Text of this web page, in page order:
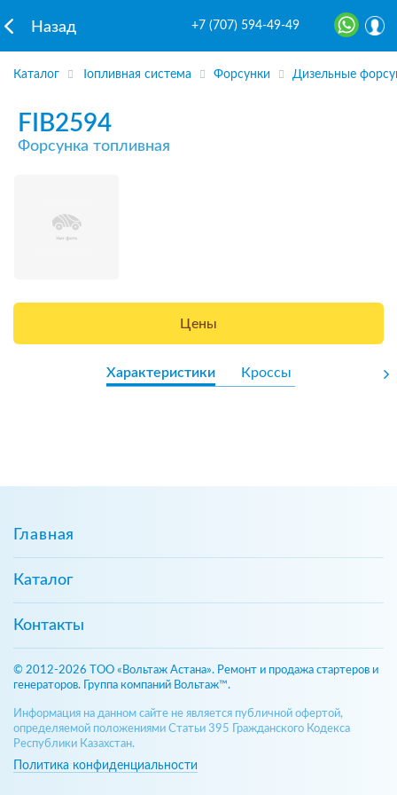
Назад +7 (707) 594-49-49
Каталог Топливная система Форсунки Дизельные
FIB2594
Форсунка топливная
Цены
Характеристики Кроссы
Главная
Каталог
Контакты
© 2012-2026 ТОО «Вольтаж Астана». Ремонт и продажа стартеров и
генераторов. Группа компаний Вольтаж™.
Информация на данном сайте не является публичной офертой,
определяемой положениями Статьи 395 Гражданского Кодекса
Республики Казахстан.
Политика конфиденциальности